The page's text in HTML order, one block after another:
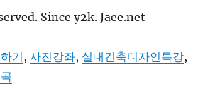
Since y2k. Jaee.net
기,사진강좌, 실내건축디자인특강,